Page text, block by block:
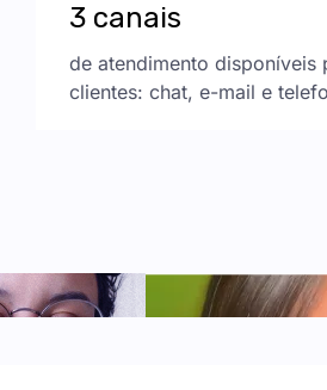
3 canais
de atendimento disponíveis
clientes: chat, e-mail e